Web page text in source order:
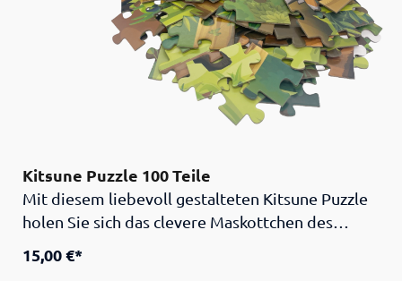
Kitsune Puzzle 100 Teile
Mit diesem liebevoll gestalteten Kitsune Puzzle
holen Sie sich das clevere Maskottchen des
(jap. “kitsune”) ist in der japanischen Folklore ein
15,00 €*